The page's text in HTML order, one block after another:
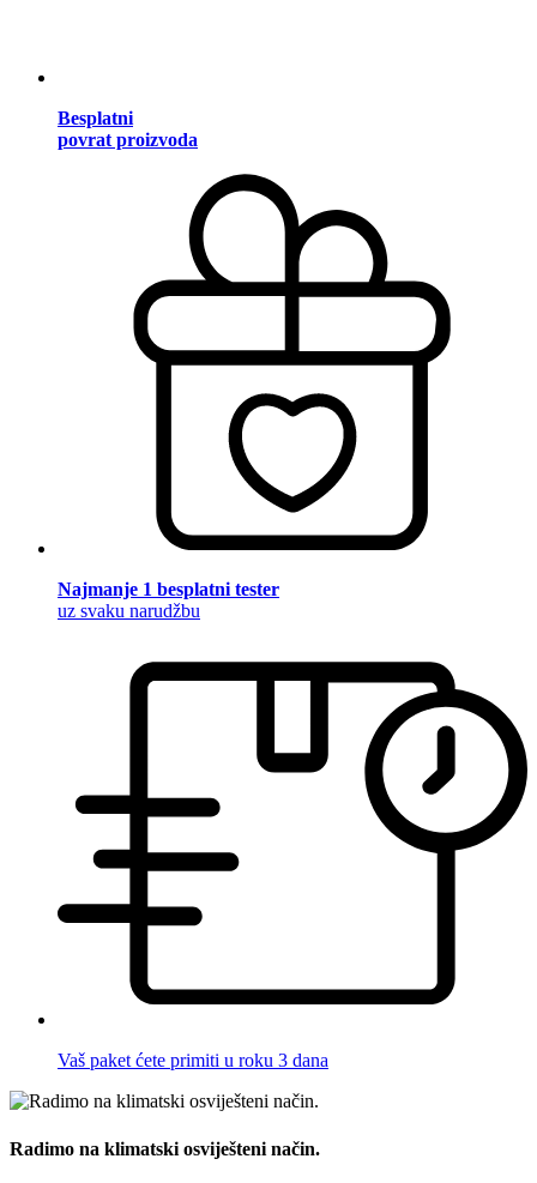
Besplatni
povrat proizvoda
Najmanje 1 besplatni tester
uz svaku narudžbu
Vaš paket ćete primiti u roku 3 dana
Radimo na klimatski osviješteni način.